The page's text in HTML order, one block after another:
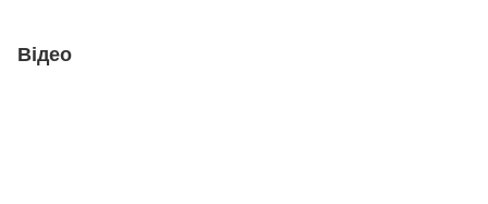
Відео